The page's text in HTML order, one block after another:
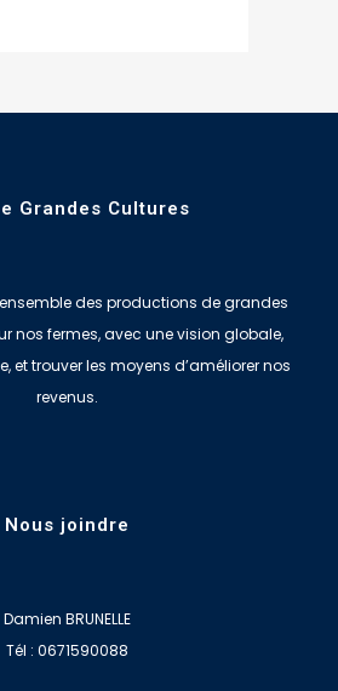
Grandes Cultures
des productions de grandes
nos fermes, avec une vision globale,
et trouver les moyens d’améliorer nos
revenus.
Nous joindre
Damien BRUNELLE
Tél : 0671590088